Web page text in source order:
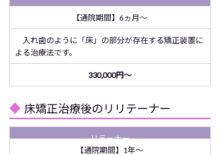
【通院期間】6ヵ月～
入れ歯のように「床」の部分が存在する矯正装置に
よる治療法です。
330,000円～
床矯正治療後のリリテーナー
リテーナー
【通院期間】1年～